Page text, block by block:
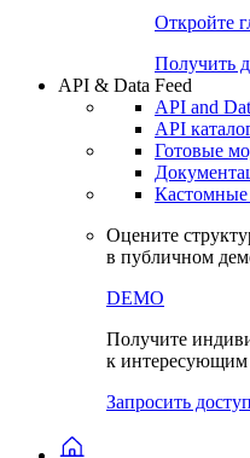
Проверка
Откройте
Получить
API & Data Feed
API and
Готовые
в публичном